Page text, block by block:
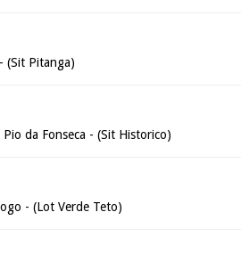
(Sit Pitanga)
da Fonseca - (Sit Historico)
- (Lot Verde Teto)